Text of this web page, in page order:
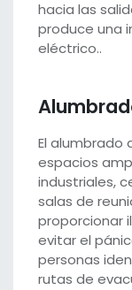
hacia las
produce una
eléctrico..
El alumbrado
espacios
industriales,
salas de
proporcionar
evitar el
personas
rutas de